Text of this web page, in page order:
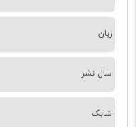
زبان
سال نشر
شابک